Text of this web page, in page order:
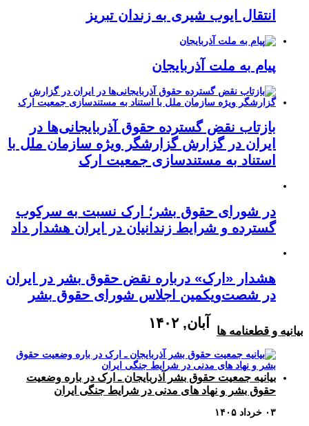
انتقال ایوب شیری به زندان تبریز
پیام به ملت آذربایجان
بازتاب نقض گسترده حقوق آذربایجانی‌ها در
ایران در گزارش گزارشگر ویژه سازمان ملل با
استناد به مستندسازی جمعیت ارک
در شورای حقوق بشر؛ ارک نسبت به سرکوب
گسترده و شرایط زندانیان در ایران هشدار داد
هشدار «ارک» درباره نقض حقوق بشر در ایران
در شصت‌ویکمین اجلاس شورای حقوق بشر
بیانیه و قطعنامه ها
بیانیه جمعیت حقوق بشر آذربایجان ـ ارک در باره وضعیت
حقوق بشر و نهاد های مدنی در شرایط جنگی ایران
۰۳ خرداد ۱۴۰۵
آبان, ۱۴۰۲